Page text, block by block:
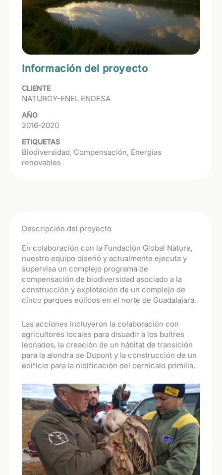
Información del proyecto
CLIENTE
NATURGY-ENEL ENDESA
AÑO
2016-2020
ETIQUETAS
Biodiversidad Compensación Energías
renovables
Descripción del proyecto
En colaboración con la Fundación Global Nature,
nuestro equipo diseñó y actualmente ejecuta y
supervisa un complejo programa de
compensación de biodiversidad asociado a la
construcción y explotación de un complejo de
cinco parques eólicos en el norte de Guadalajara.
Las acciones incluyeron la colaboración con
agricultores locales para disuadir a los buitres
leonados, la creación de un hábitat de transición
para la alondra de Dupont y la construcción de un
edificio para la nidificación del cernícalo primilla.